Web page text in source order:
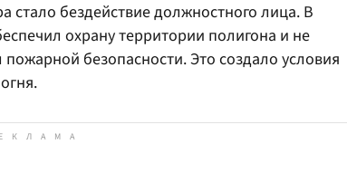
стало бездействие должностного лица. В
охрану территории полигона и не
безопасности. Это создало условия